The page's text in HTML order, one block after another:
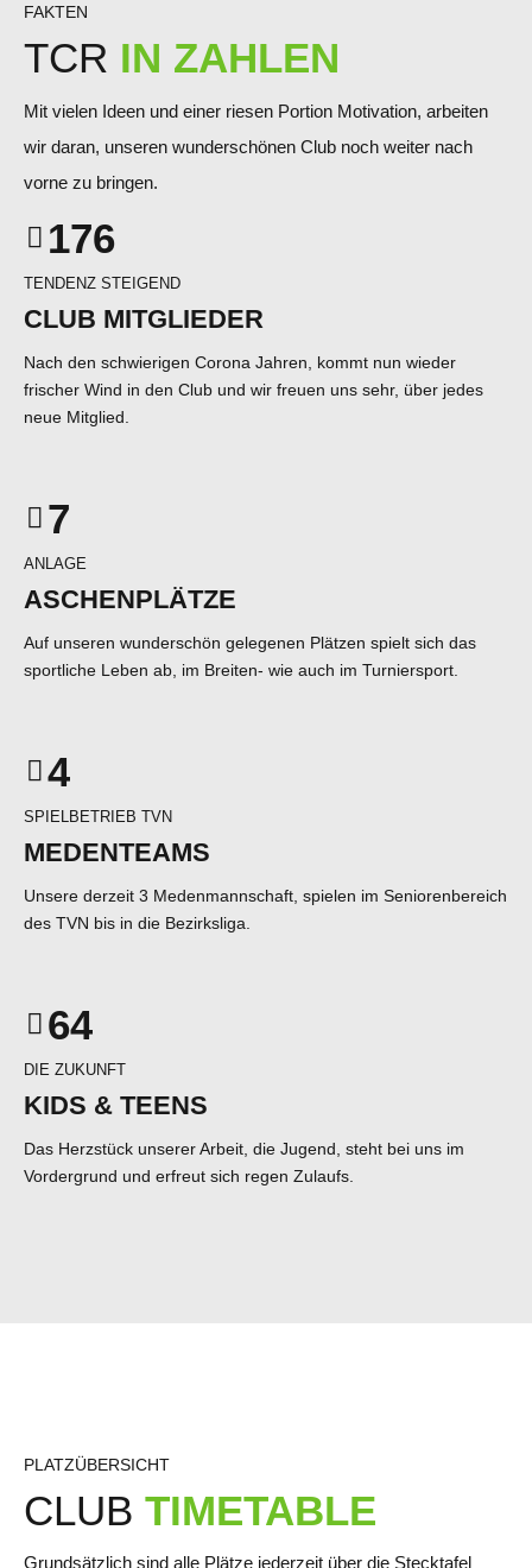
FAKTEN
TCR IN ZAHLEN
Mit vielen Ideen und einer riesen Portion Motivation, arbeiten
wir daran, unseren wunderschönen Club noch weiter nach
vorne zu bringen.
0
1
2
3
4
5
8
9
0
2
3
4
5
6
7
8
9
0
2
3
4
5
6
7
8
9
0
TENDENZ STEIGEND
CLUB MITGLIEDER
Nach den schwierigen Corona Jahren, kommt nun wieder
frischer Wind in den Club und wir freuen uns sehr, über jedes
neue Mitglied.
0
1
2
3
4
5
7
8
9
0
ANLAGE
ASCHENPLÄTZE
Auf unseren wunderschön gelegenen Plätzen spielt sich das
sportliche Leben ab, im Breiten- wie auch im Turniersport.
0
1
2
4
5
6
7
8
0
SPIELBETRIEB TVN
MEDENTEAMS
Unsere derzeit 3 Medenmannschaft, spielen im Seniorenbereich
des TVN bis in die Bezirksliga.
0
1
2
3
4
6
7
8
9
0
0
1
2
4
5
6
7
8
DIE ZUKUNFT
KIDS & TEENS
Das Herzstück unserer Arbeit, die Jugend, steht bei uns im
Vordergrund und erfreut sich regen Zulaufs.
PLATZÜBERSICHT
CLUB TIMETABLE
Grundsätzlich sind alle Plätze jederzeit über die Stecktafel